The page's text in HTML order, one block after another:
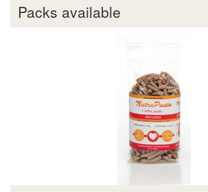
Packs available